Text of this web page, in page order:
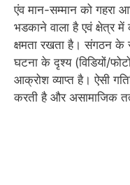
एंव मान-सम्मान को गहरा
भडकाने वाला है एवं क्षेत्र
क्षमता रखता है। संगठन के
घटना के दृश्य (विडियों/
आक्रोश व्याप्त है। ऐसी
करती है और असामाजिक